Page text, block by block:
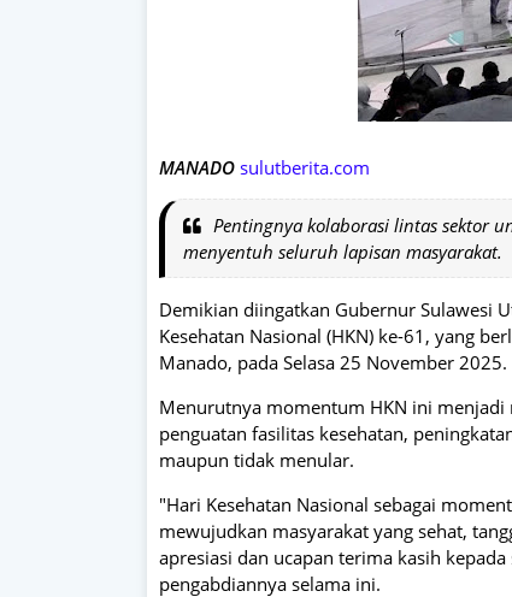
MANADO sulutberita.com
Pentingnya kolaborasi lintas sektor
menyentuh seluruh lapisan masyarakat.
Demikian diingatkan Gubernur Sulawesi
Kesehatan Nasional (HKN) ke-61, yang
Manado, pada Selasa 25 November 2025.
Menurutnya momentum HKN ini
penguatan fasilitas kesehatan,
maupun tidak menular.
"Hari Kesehatan Nasional sebagai
mewujudkan masyarakat yang sehat,
apresiasi dan ucapan terima kasih
pengabdiannya selama ini.